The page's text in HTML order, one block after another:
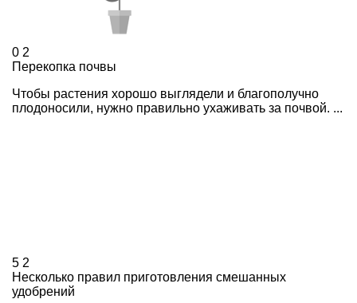
0 2
Перекопка почвы
Чтобы растения хорошо выглядели и благополучно
плодоносили, нужно правильно ухаживать за почвой. ...
5 2
Несколько правил приготовления смешанных
удобрений